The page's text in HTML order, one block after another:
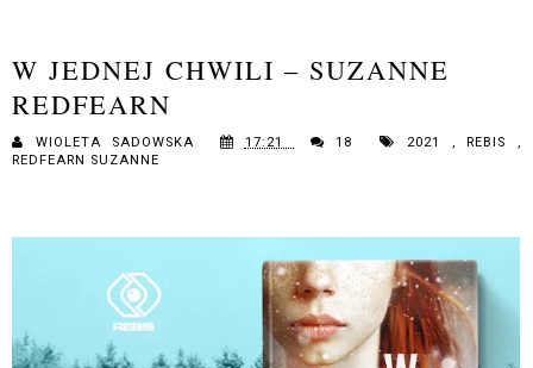
W JEDNEJ CHWILI – SUZANNE
REDFEARN
WIOLETA SADOWSKA 17:21 18 2021 , REBIS,
REDFEARN SUZANNE